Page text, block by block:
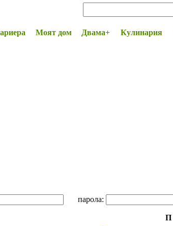
Моят дом Двама+ Кулинария
парола:
П